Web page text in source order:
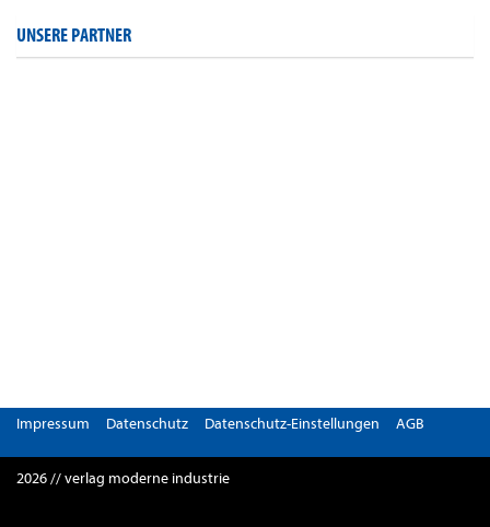
UNSERE PARTNER
Impressum Datenschutz Datenschutz-Einstellungen AGB
2026 // verlag moderne industrie